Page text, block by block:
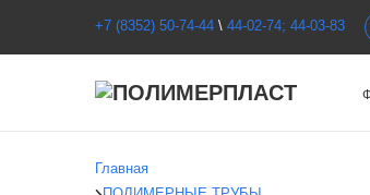
+7 (8352) 50-74-44 \ 44-02-74; 44-03-83
Главная